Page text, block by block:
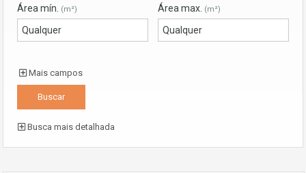
Área mín. (m²) Área max. (m²)
Mais campos
Busca mais detalhada